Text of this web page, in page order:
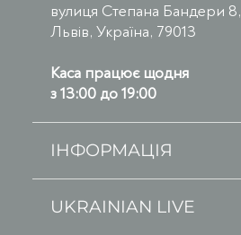
вулиця Степана Бандери 8,
Львів, Україна, 79013
Каса працює щодня
з 13:00 до 19:00
ІНФОРМАЦІЯ
UKRAINIAN LIVE